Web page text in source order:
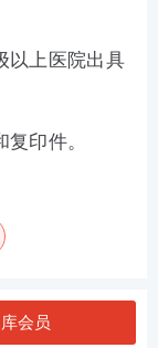
以上医院出具
印件。
会员